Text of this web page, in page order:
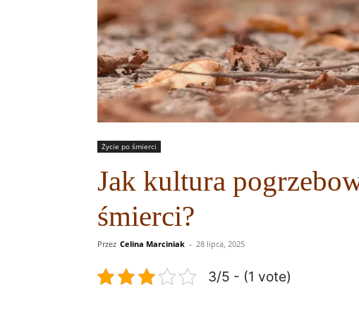
Życie po śmierci
Jak kultura
śmierci?
Przez Celina Marciniak - 28 lipca, 2025
3/5 - (1 vote)